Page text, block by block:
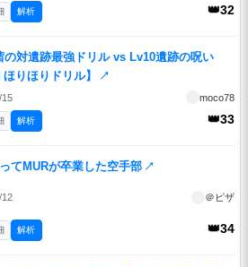
👑32
解析
の対遺跡最強ドリル vs Lv10遺跡の呪い
ほりほりドリル】
↗
15 moco78
👑33
解析
てMURが卒業した空手部 ↗
12 ＠ピザ
👑34
解析